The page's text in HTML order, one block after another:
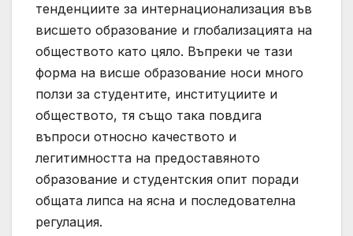
тенденциите за интернационализация във
висшето образование и глобализацията на
обществото като цяло. Въпреки че тази
форма на висше образование носи много
ползи за студентите, институциите и
обществото, тя също така повдига
въпроси относно качеството и
легитимността на предоставяното
образование и студентския опит поради
общата липса на ясна и последователна
регулация.